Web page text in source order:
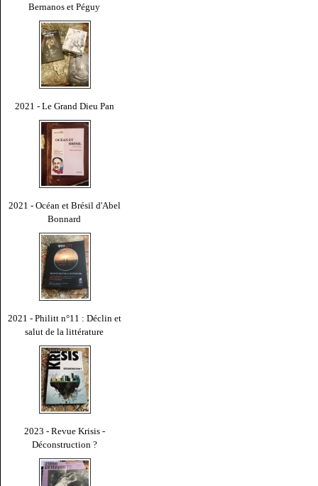
Bernanos et Péguy
2021 - Le Grand Dieu Pan
2021 - Océan et Brésil d'Abel
Bonnard
2021 - Philitt n°11 : Déclin et
salut de la littérature
2023 - Revue Krisis -
Déconstruction ?